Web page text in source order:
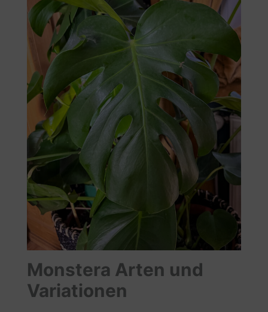
Monstera Arten und
Variationen